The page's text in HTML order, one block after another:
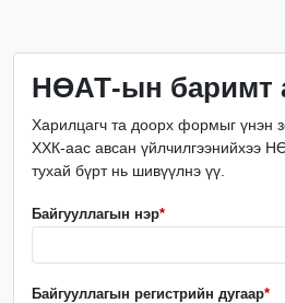
НӨАТ-ын баримт
Харилцагч та доорх формыг үнэн
ХХК-аас авсан үйлчилгээнийхээ
тухай бүрт нь шивүүлнэ үү.
Байгууллагын нэр*
Байгууллагын регистрийн дугаар*